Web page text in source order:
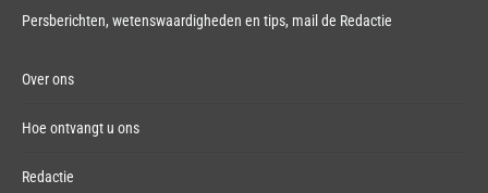
Persberichten, wetenswaardigheden en tips, mail de Redactie
Over ons
Hoe ontvangt u ons
Redactie